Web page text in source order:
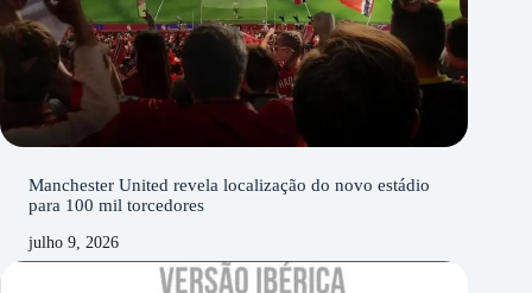
Manchester United revela localização do novo estádio
para 100 mil torcedores
julho 9, 2026